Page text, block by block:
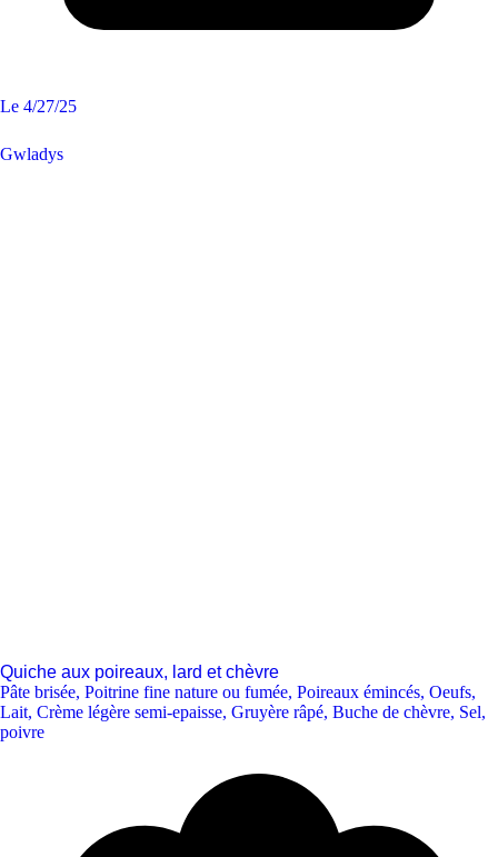
Le 4/27/25
Gwladys
Quiche aux poireaux, lard et chèvre
Pâte brisée, Poitrine fine nature ou fumée, Poireaux émincés, Oeufs,
Lait, Crème légère semi-epaisse, Gruyère râpé, Buche de chèvre, Sel,
poivre